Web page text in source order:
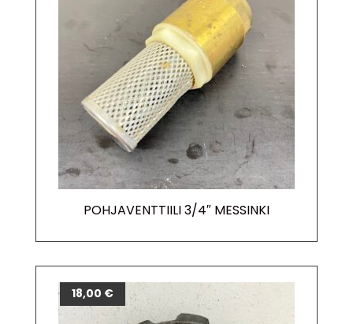
POHJAVENTTIILI 3/4″ MESSINKI
18,00 €